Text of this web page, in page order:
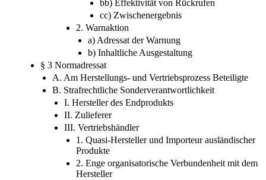
bb) Effektivität von Rückrufen
cc) Zwischenergebnis
2. Warnaktion
a) Adressat der Warnung
b) Inhaltliche Ausgestaltung
§ 3 Normadressat
A. Am Herstellungs- und Vertriebsprozess Beteiligte
B. Strafrechtliche Sonderverantwortlichkeit
I. Hersteller des Endprodukts
II. Zulieferer
III. Vertriebshändler
1. Quasi-Hersteller und Importeur ausländischer
Produkte
2. Enge organisatorische Verbundenheit mit dem
Hersteller